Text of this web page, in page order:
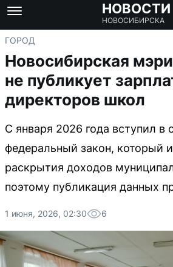
НОВОСТИ
НОВОСИБИРСКА
ГОРОД
Новосибирская
не публикует
директоров школ
С января 2026 года вступил в
федеральный закон, который
раскрытия доходов
поэтому публикация данных
1 июня, 2026, 02:30 6